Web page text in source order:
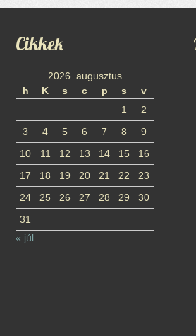
Cikkek
2026. augusztus
h
K s c p s
v
1
2
3
4 5 6 7 8
9
10
11 12 13 14 15
16
17
18 19 20 21 22
23
24
25 26 27 28 29
30
31
« júl